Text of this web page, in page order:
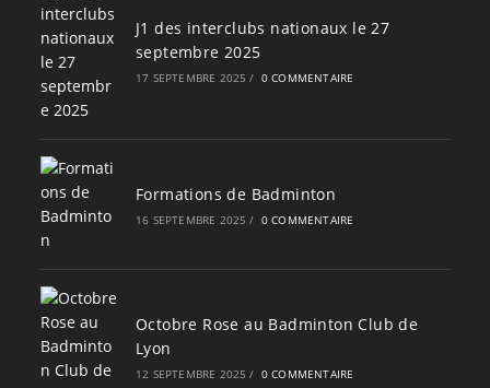
J1 des interclubs nationaux le 27
septembre 2025
17 SEPTEMBRE 2025 / 0 COMMENTAIRE
Formations de Badminton
16 SEPTEMBRE 2025 / 0 COMMENTAIRE
Octobre Rose au Badminton Club de
Lyon
12 SEPTEMBRE 2025 / 0 COMMENTAIRE